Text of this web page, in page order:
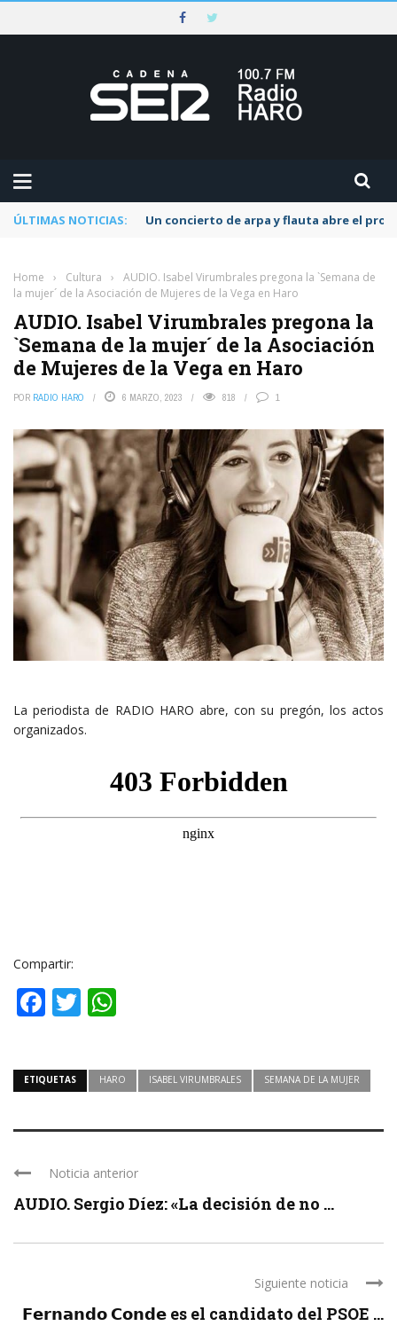
ÚLTIMAS NOTICIAS: Un concierto de arpa y flauta abre el
Home › Cultura ›
AUDIO. Isabel Virumbrales pregona la `Semana de
la mujer´ de la Asociación de Mujeres de la Vega en Haro
AUDIO. Isabel Virumbrales pregona la
`Semana de la mujer´ de la Asociación
de Mujeres de la Vega en Haro
POR RADIO HARO 6 MARZO, 2023 818 1
La periodista de RADIO HARO abre, con su pregón, los actos
organizados.
Compartir:
Facebook
Twitter
ETIQUETAS HARO ISABEL VIRUMBRALES SEMANA DE LA MUJER
Noticia anterior
AUDIO. Sergio Díez: «La decisión de no ...
Siguiente noticia
𝗙𝗲𝗿𝗻𝗮𝗻𝗱𝗼 𝗖𝗼𝗻𝗱𝗲 es el candidato del PSOE ...